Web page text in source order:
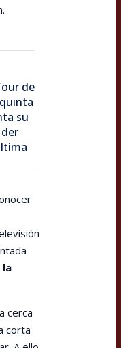
de
su
la
cerca
corta